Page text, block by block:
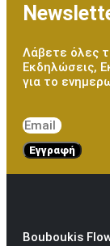
Λάβετε όλες
Εκδηλώσεις,
για το
Εγγραφή
Bouboukis